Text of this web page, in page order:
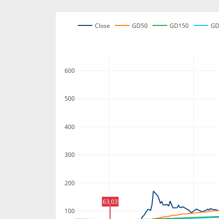
100
200
300
400
500
600
Close GD50 GD150
63,03